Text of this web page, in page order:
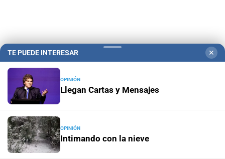
+ Información General
TE PUEDE INTERESAR ✕
OPINIÓN
Llegan Cartas y Mensajes
OPINIÓN
Intimando con la nieve